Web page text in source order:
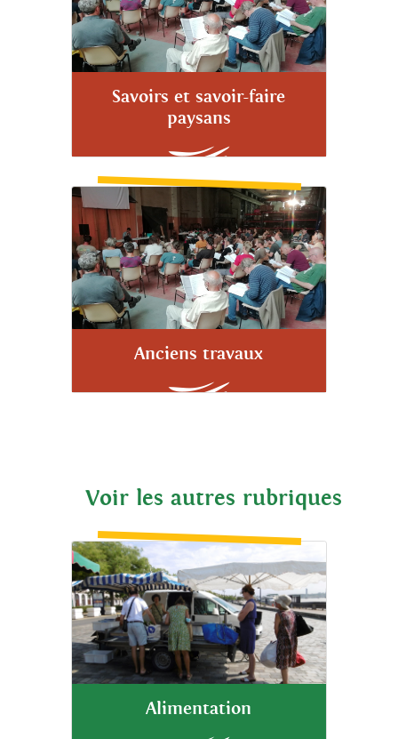
Savoirs et savoir-faire
paysans
Anciens travaux
Voir les autres rubriques
Alimentation